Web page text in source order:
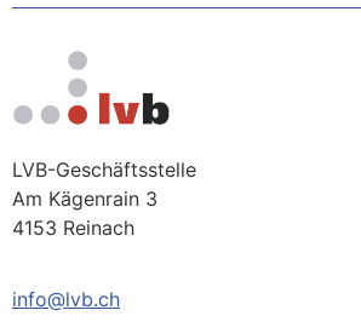
LVB-Geschäftsstelle
Am Kägenrain 3
4153 Reinach
info@lvb.ch